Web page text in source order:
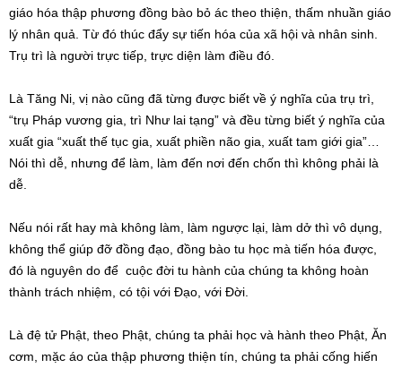
giáo hóa thập phương đồng bào bỏ ác theo thiện, thấm nhuần giáo
lý nhân quả. Từ đó thúc đẩy sự tiến hóa của xã hội và nhân sinh.
Trụ trì là người trực tiếp, trực diện làm điều đó.
Là Tăng Ni, vị nào cũng đã từng được biết về ý nghĩa của trụ trì,
“trụ Pháp vương gia, trì Như lai tạng” và đều từng biết ý nghĩa của
xuất gia “xuất thế tục gia, xuất phiền não gia, xuất tam giới gia”…
Nói thì dễ, nhưng để làm, làm đến nơi đến chốn thì không phải là
dễ.
Nếu nói rất hay mà không làm, làm ngược lại, làm dở thì vô dụng,
không thể giúp đỡ đồng đạo, đồng bào tu học mà tiến hóa được,
đó là nguyên do để cuộc đời tu hành của chúng ta không hoàn
thành trách nhiệm, có tội với Đạo, với Đời.
Là đệ tử Phật, theo Phật, chúng ta phải học và hành theo Phật, Ăn
cơm, mặc áo của thập phương thiện tín, chúng ta phải cống hiến